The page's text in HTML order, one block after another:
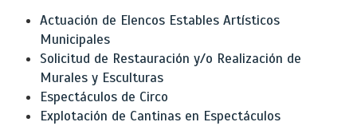
Actuación de Elencos Estables Artísticos
Municipales
Solicitud de Restauración y/o Realización de
Murales y Esculturas
Espectáculos de Circo
Explotación de Cantinas en Espectáculos